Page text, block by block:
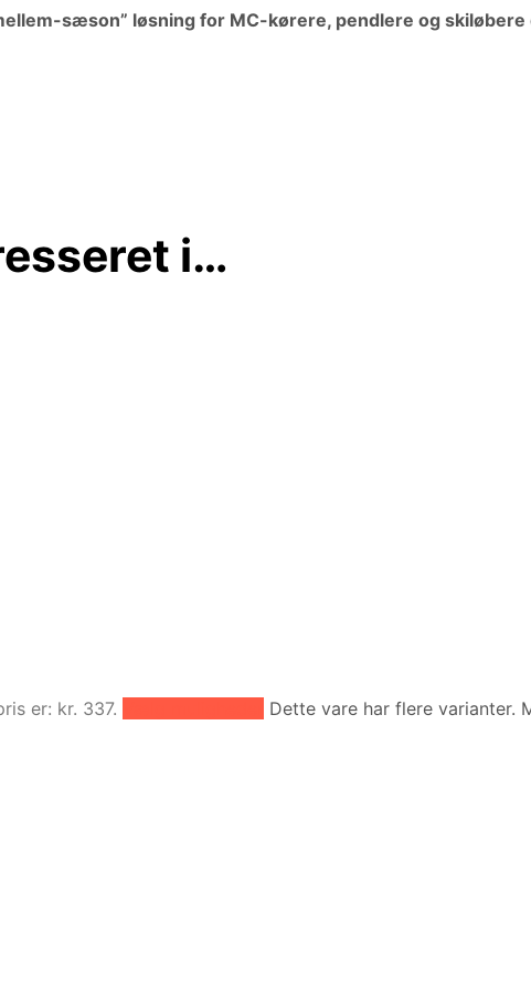
sæson” løsning for MC-kørere, pendlere og
i…
er: kr. 337. Dette vare har flere varianter.